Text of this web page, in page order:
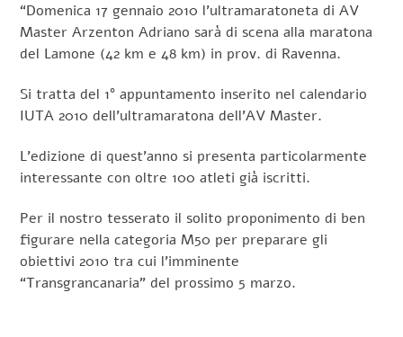
“Domenica 17 gennaio 2010 l’ultramaratoneta di AV
Master Arzenton Adriano sarà di scena alla maratona
del Lamone (42 km e 48 km) in prov. di Ravenna.
Si tratta del 1° appuntamento inserito nel calendario
IUTA 2010 dell’ultramaratona dell’AV Master.
L’edizione di quest’anno si presenta particolarmente
interessante con oltre 100 atleti già iscritti.
Per il nostro tesserato il solito proponimento di ben
figurare nella categoria M50 per preparare gli
obiettivi 2010 tra cui l’imminente
“Transgrancanaria” del prossimo 5 marzo.